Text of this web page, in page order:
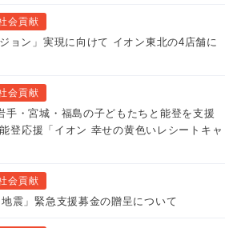
会貢献
ョン」実現に向けて イオン東北の4店舗に
会貢献
手・宮城・福島の子どもたちと能登を支援
登応援「イオン 幸せの黄色いレシートキャ
会貢献
地震」緊急支援募金の贈呈について